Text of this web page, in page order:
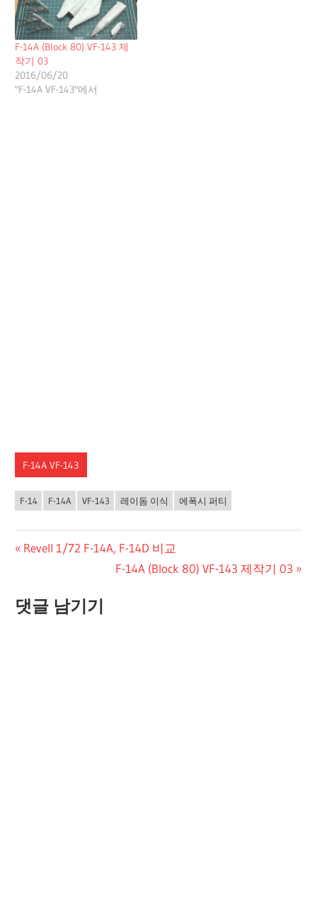
F-14A (Block 80) VF-143 제
작기 03
2016/06/20
"F-14A VF-143"에서
F-14A VF-143
F-14 F-14A VF-143 레이돔 이식 에폭시 퍼티
글
색
Previous
Revell 1/72 F-14A, F-14D 비교
Next
F-14A (Block 80) VF-143 제작기 03
댓글 남기기